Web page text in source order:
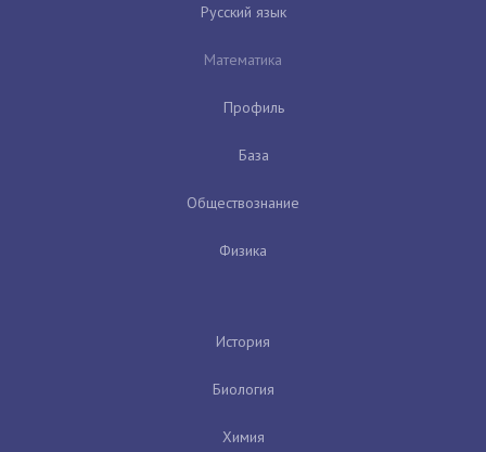
Русский язык
Математика
Профиль
База
Обществознание
Физика
История
Биология
Химия